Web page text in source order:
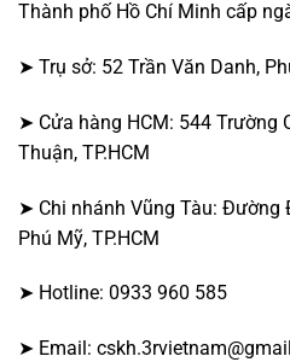
Thành phố Hồ Chí Minh cấp
➤ Trụ sở: 52 Trần Văn Danh,
➤ Cửa hàng HCM: 544 Trường
Thuận, TP.HCM
➤ Chi nhánh Vũng Tàu: Đường
Phú Mỹ, TP.HCM
➤ Hotline: 0933 960 585
➤ Email: